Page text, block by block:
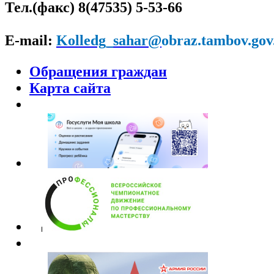
Тел.(факс) 8(47535) 5-53-66
E-mail: Kolledg_sahar@
Обращения граждан
Карта сайта